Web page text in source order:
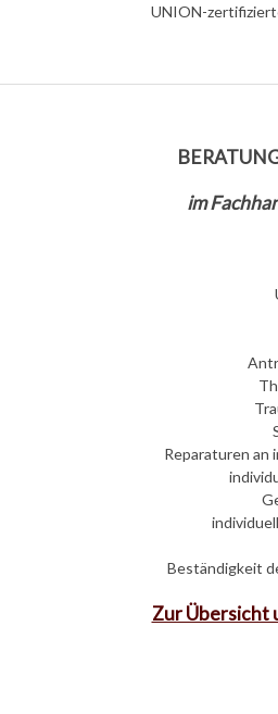
UNION-
im
Reparaturen an
Beständigkeit
Zur Übersicht